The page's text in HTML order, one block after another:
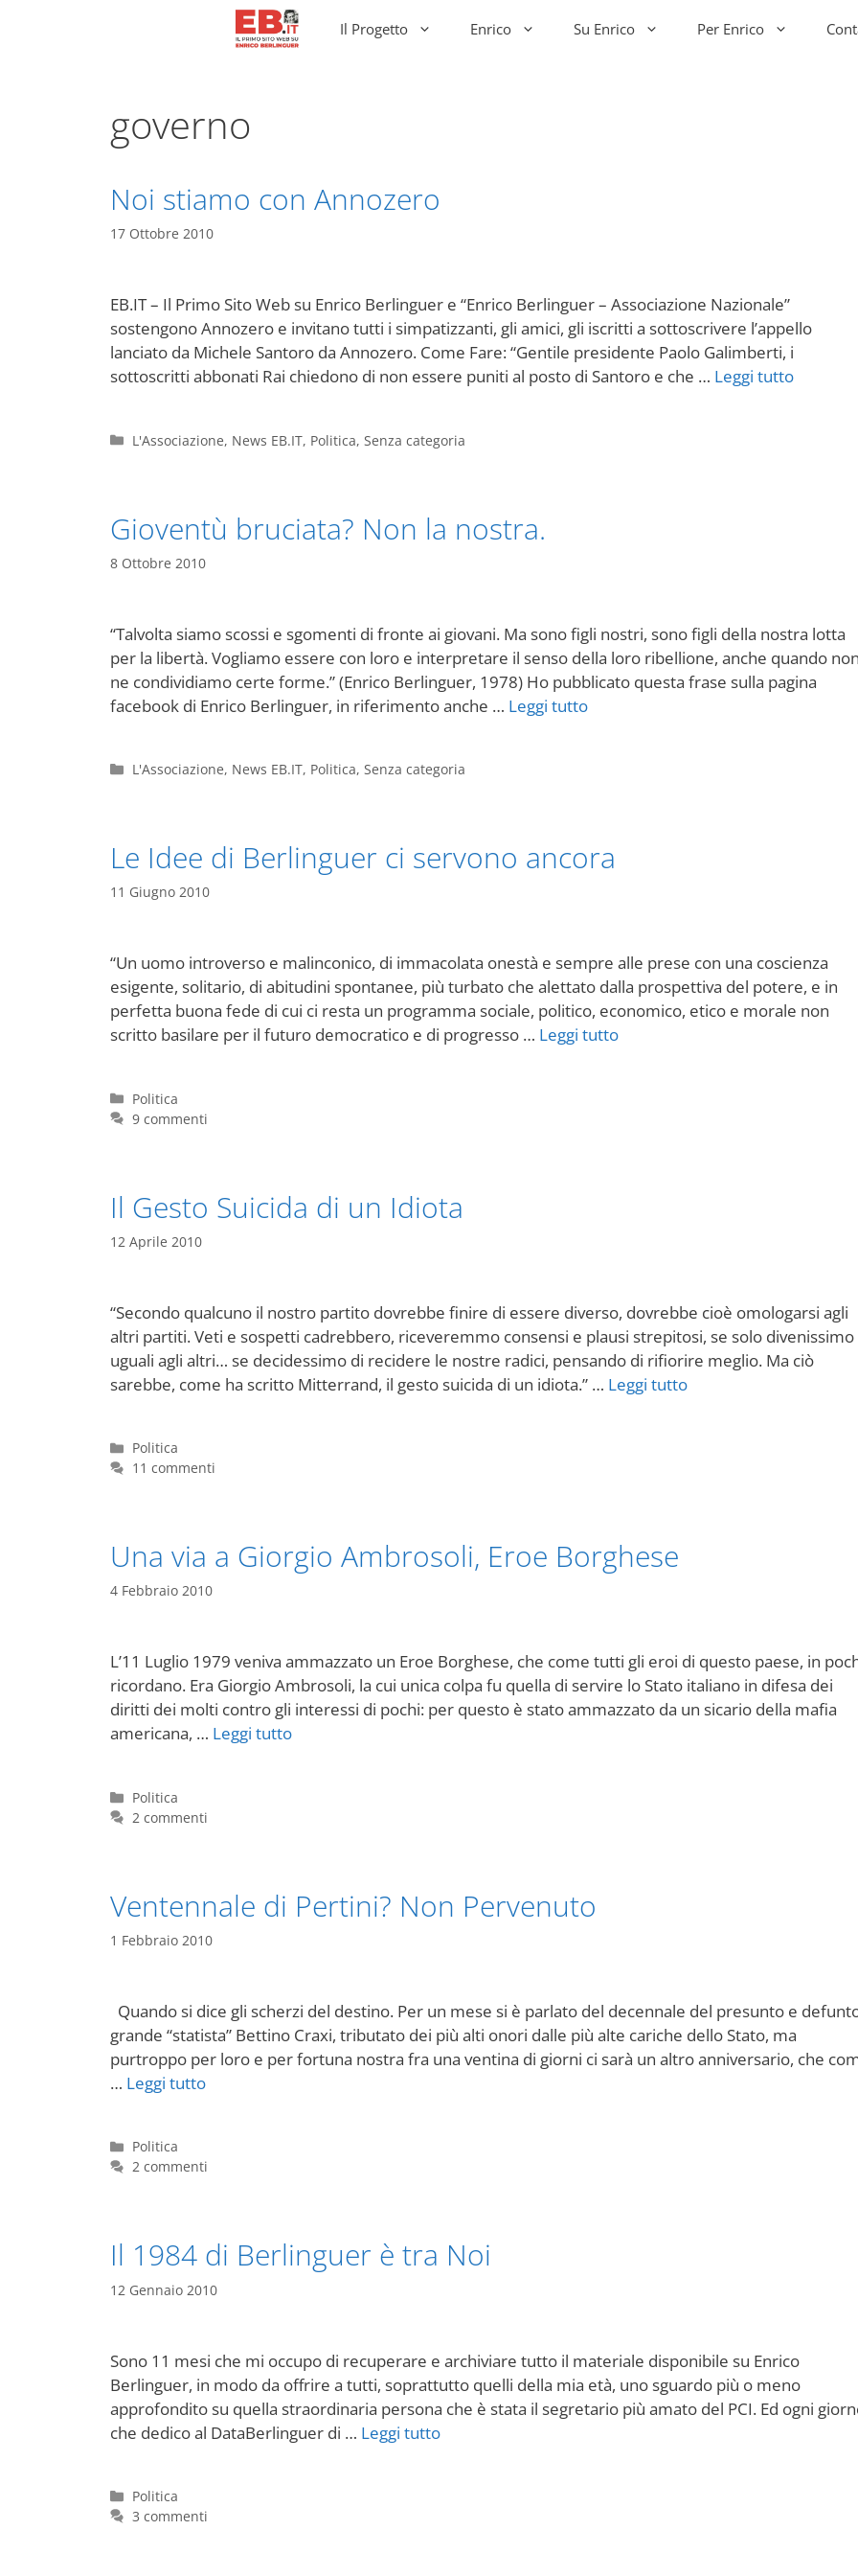
Il Progetto Enrico Su Enrico Per Enrico
governo
Noi stiamo con Annozero
17 Ottobre 2010
EB.IT – Il Primo Sito Web su Enrico Berlinguer e “Enrico Berlinguer – Associazione Nazionale”
sostengono Annozero e invitano tutti i simpatizzanti, gli amici, gli iscritti a sottoscrivere l’appello
lanciato da Michele Santoro da Annozero. Come Fare: “Gentile presidente Paolo Galimberti, i
sottoscritti abbonati Rai chiedono di non essere puniti al posto di Santoro e che … Leggi tutto
Categorie
L'Associazione, News EB.IT, Politica, Senza categoria
Gioventù bruciata? Non la nostra.
8 Ottobre 2010
“Talvolta siamo scossi e sgomenti di fronte ai giovani. Ma sono figli nostri, sono figli della nostra lotta
per la libertà. Vogliamo essere con loro e interpretare il senso della loro ribellione, anche quando
ne condividiamo certe forme.” (Enrico Berlinguer, 1978) Ho pubblicato questa frase sulla pagina
facebook di Enrico Berlinguer, in riferimento anche … Leggi tutto
Categorie
L'Associazione, News EB.IT, Politica, Senza categoria
Le Idee di Berlinguer ci servono ancora
11 Giugno 2010
“Un uomo introverso e malinconico, di immacolata onestà e sempre alle prese con una coscienza
esigente, solitario, di abitudini spontanee, più turbato che alettato dalla prospettiva del potere, e in
perfetta buona fede di cui ci resta un programma sociale, politico, economico, etico e morale non
scritto basilare per il futuro democratico e di progresso … Leggi tutto
Categorie
Politica
9 commenti
Il Gesto Suicida di un Idiota
12 Aprile 2010
“Secondo qualcuno il nostro partito dovrebbe finire di essere diverso, dovrebbe cioè omologarsi agli
altri partiti. Veti e sospetti cadrebbero, riceveremmo consensi e plausi strepitosi, se solo divenissimo
uguali agli altri… se decidessimo di recidere le nostre radici, pensando di rifiorire meglio. Ma ciò
sarebbe, come ha scritto Mitterrand, il gesto suicida di un idiota.” … Leggi tutto
Categorie
Politica
11 commenti
Una via a Giorgio Ambrosoli, Eroe Borghese
4 Febbraio 2010
L’11 Luglio 1979 veniva ammazzato un Eroe Borghese, che come tutti gli eroi di questo paese, in
ricordano. Era Giorgio Ambrosoli, la cui unica colpa fu quella di servire lo Stato italiano in difesa dei
diritti dei molti contro gli interessi di pochi: per questo è stato ammazzato da un sicario della mafia
americana, … Leggi tutto
Categorie
Politica
2 commenti
Ventennale di Pertini? Non Pervenuto
1 Febbraio 2010
Quando si dice gli scherzi del destino. Per un mese si è parlato del decennale del presunto e
grande “statista” Bettino Craxi, tributato dei più alti onori dalle più alte cariche dello Stato, ma
purtroppo per loro e per fortuna nostra fra una ventina di giorni ci sarà un altro anniversario, che
… Leggi tutto
Categorie
Politica
2 commenti
Il 1984 di Berlinguer è tra Noi
12 Gennaio 2010
Sono 11 mesi che mi occupo di recuperare e archiviare tutto il materiale disponibile su Enrico
Berlinguer, in modo da offrire a tutti, soprattutto quelli della mia età, uno sguardo più o meno
approfondito su quella straordinaria persona che è stata il segretario più amato del PCI. Ed ogni
che dedico al DataBerlinguer di … Leggi tutto
Categorie
Politica
3 commenti